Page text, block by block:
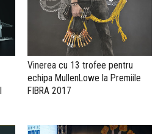
Vinerea cu 13 trofee pentru
echipa MullenLowe la Premiile
FIBRA 2017